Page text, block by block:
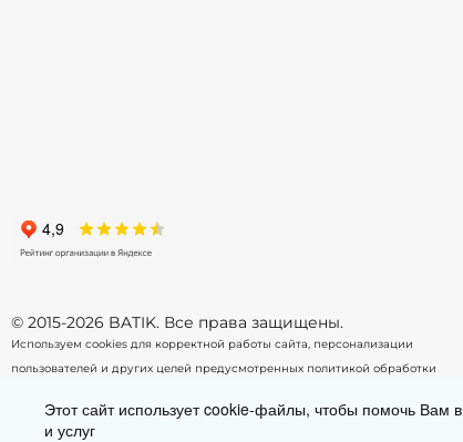
© 2015-2026 BATIK. Все права защищены.
Используем cookies для корректной работы сайта, персонализации
пользователей и других целей предусмотренных политикой обработки
Этот сайт использует cookie-файлы, чтобы помочь Вам
и услуг